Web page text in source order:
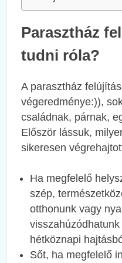
Parasztház
tudni róla?
A parasztház
végeredménye:)),
családnak, párnak,
Először lássuk,
sikeresen
Ha megfelelő
szép,
otthonunk vagy
hétköznapi
Sőt, ha megfelelő